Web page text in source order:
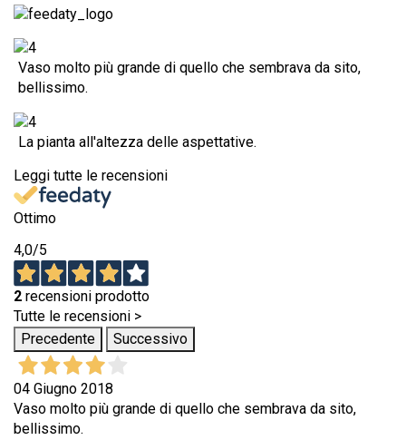
Vaso molto più grande di quello che sembrava da sito,
bellissimo.
La pianta all'altezza delle aspettative.
Leggi tutte le recensioni
Ottimo
4,0/5
2 recensioni prodotto
Tutte le recensioni >
Precedente
Successivo
04 Giugno 2018
Vaso molto più grande di quello che sembrava da sito,
bellissimo.